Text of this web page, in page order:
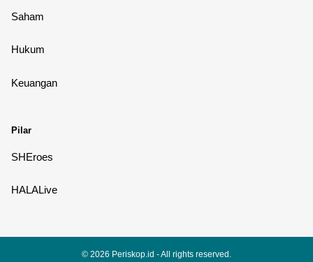
Saham
Hukum
Keuangan
Pilar
SHEroes
HALALive
© 2026 Periskop.id - All rights reserved.